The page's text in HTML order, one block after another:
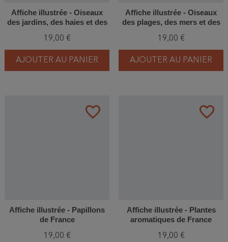
Affiche illustrée - Oiseaux
des jardins, des haies et des
19,00 €
AJOUTER AU PANIER
Affiche illustrée - Oiseaux
des plages, des mers et des
19,00 €
AJOUTER AU PANIER
favorite_border
Affiche illustrée - Papillons
de France
19,00 €
favorite_border
Affiche illustrée - Plantes
aromatiques de France
19,00 €